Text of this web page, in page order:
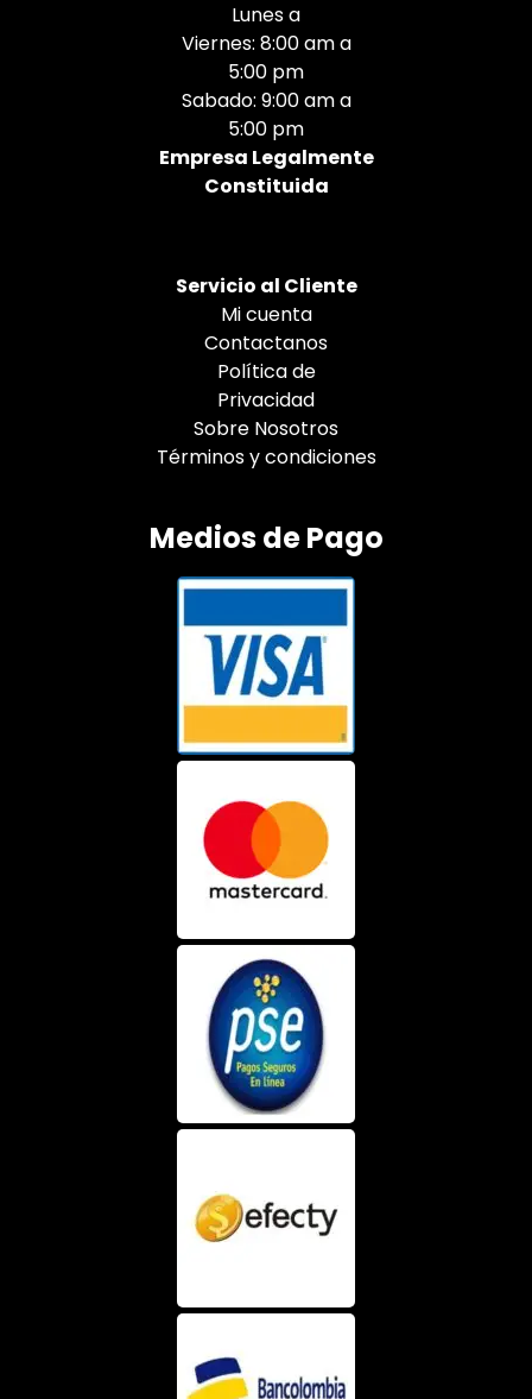
Lunes a
Viernes: 8:00 am a
5:00 pm
Sabado: 9:00 am a
5:00 pm
Empresa Legalmente
Constituida
Servicio al Cliente
Mi cuenta
Contactanos
Política de
Privacidad
Sobre Nosotros
Términos y condiciones
Medios de Pago